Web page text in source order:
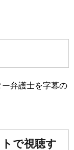
弁護士を字幕の
で視聴す